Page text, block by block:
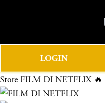
e
e
n
u
LOGIN
Store FILM DI NETFLIX 🔥